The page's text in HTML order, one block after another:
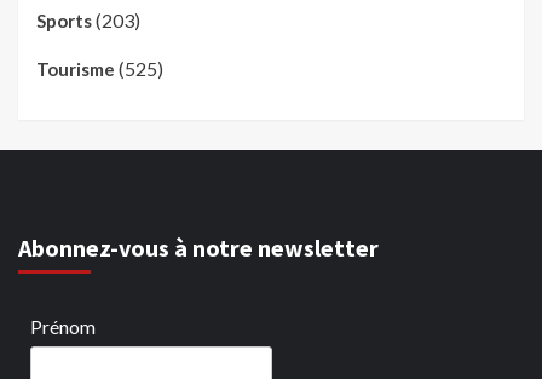
Sports(203)
Tourisme (525)
Abonnez-vous à notre newsletter
Prénom